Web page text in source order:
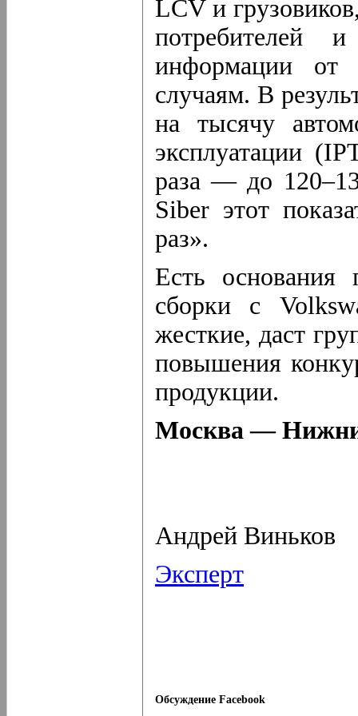
LCV и
потребителей
информации от
случаям. В
на тысячу
эксплуатации
раза — до
Siber этот
раз».
Есть основания
сборки с
жесткие, даст
повышения
продукции.
Москва —
Андрей Виньков
Эксперт
Обсуждение Facebook